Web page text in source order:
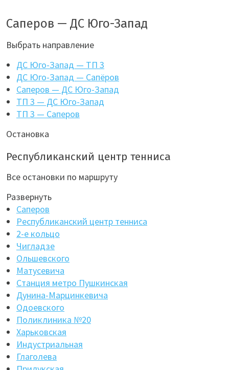
Саперов — ДС Юго-Запад
Выбрать направление
ДС Юго-Запад — ТП 3
ДС Юго-Запад — Сапёров
Саперов — ДС Юго-Запад
ТП 3 — ДС Юго-Запад
ТП 3 — Саперов
Остановка
Республиканский центр тенниса
Все остановки по маршруту
Развернуть
Саперов
Республиканский центр тенниса
2-е кольцо
Чигладзе
Ольшевского
Матусевича
Станция метро Пушкинская
Дунина-Марцинкевича
Одоевского
Поликлиника №20
Харьковская
Индустриальная
Глаголева